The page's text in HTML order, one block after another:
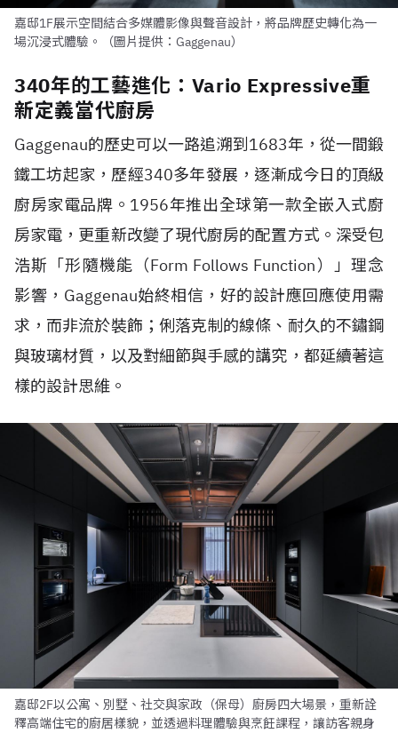
嘉邸1F展示空間結合多媒體影像與聲音設計，將品牌歷史轉化為一
場沉浸式體驗。（圖片提供：Gaggenau）
340年的工藝進化：Vario Expressive重
新定義當代廚房
Gaggenau的歷史可以一路追溯到1683年，從一間鍛
鐵工坊起家，歷經340多年發展，逐漸成今日的頂級
廚房家電品牌。1956年推出全球第一款全嵌入式廚
房家電，更重新改變了現代廚房的配置方式。深受包
浩斯「形隨機能（Form Follows Function）」理念
影響，Gaggenau始終相信，好的設計應回應使用需
求，而非流於裝飾；俐落克制的線條、耐久的不鏽鋼
與玻璃材質，以及對細節與手感的講究，都延續著這
樣的設計思維。
嘉邸2F以公寓、別墅、社交與家政（保母）廚房四大場景，重新詮
釋高端住宅的廚居樣貌，並透過料理體驗與烹飪課程，讓訪客親身